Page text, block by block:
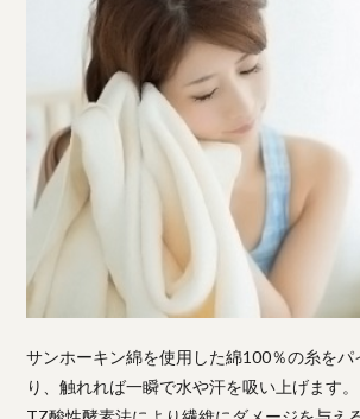
サンホーキン綿を使用した綿100％の糸をパ
り、触れれば一瞬で水や汗を吸い上げます。